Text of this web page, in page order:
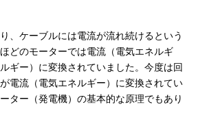
、ケーブルには電流が流れ続けるという
どのモーターでは電流（電気エネルギ
ギー）に変換されていました。今度は回
電流（電気エネルギー）に変換されてい
ター（発電機）の基本的な原理でもあり